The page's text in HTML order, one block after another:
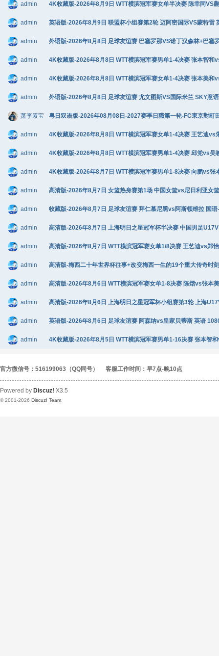
admin 4K收藏版-2026年8月9日 WTT横滨冠军赛女单半决赛 陈幸同VS
admin 英语版-2026年8月9日 联盟杯小组赛第2轮 迈阿密国际VS蒙特雷
admin 外语版-2026年8月8日 足球友谊赛 巴塞罗那VS诺丁汉森林+巴
admin 4K收藏版-2026年8月8日 WTT横滨冠军赛男单1-4决赛 张本智
admin 4K收藏版-2026年8月8日 WTT横滨冠军赛女单1-4决赛 张本美
admin 外语版-2026年8月8日 足球友谊赛 尤文图斯VS国际米兰 SKY意
萧李素宝 粤日双语版-2026年08月08日-2027赛季日職第一轮-FC東京對町
admin 4K收藏版-2026年8月8日 WTT横滨冠军赛女单1-4决赛 王艺迪vs
admin 4K收藏版-2026年8月8日 WTT横滨冠军赛男单1-4决赛 邱党vs吴
admin 4K收藏版-2026年8月7日 WTT横滨冠军赛男单1-8决赛 向鹏vs
admin 高清版-2026年8月7日 女篮热身赛第1场 中国女篮vs尼日利亚女
admin 收藏版-2026年8月7日 足球友谊赛 拜仁慕尼黑vs阿斯顿维拉 国
admin 高清版-2026年8月7日 上海明日之星冠军杯半决赛 中国男足
admin 高清版-2026年8月7日 WTT横滨冠军赛女单1/8决赛 王艺迪vs郑
admin 高清版-梅西二十年世界杯往事+改变梅西一生的19个重大传奇
admin 高清版-2026年8月6日 WTT横滨冠军赛女单1-8决赛 陈熠vs张本
admin 高清版-2026年8月6日 上海明日之星冠军杯小组赛第3轮 上海
admin 英语版-2026年8月6日 足球友谊赛 阿森纳vs皇家贝蒂斯 英语
admin 4K收藏版-2026年8月5日 WTT横滨冠军赛男单1-16决赛 张本智
官方微信号：516199063（QQ同号） 客服工作时间：早7点-晚10点
Powered by Discuz! X3.5
© 2001-2026 Discuz! Team